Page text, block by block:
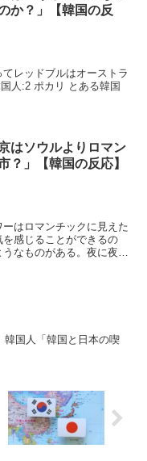
か？」【韓国の反
レッドブルはオーストラ
はソウルよりロマン
？」【韓国の反応】
はロマンチックに見えた
感じることができるの
なものがある。夜に夜景
韓国人「韓国と日本の喫